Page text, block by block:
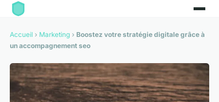
Accueil › Marketing › Boostez votre stratégie digitale grâce à
un accompagnement seo